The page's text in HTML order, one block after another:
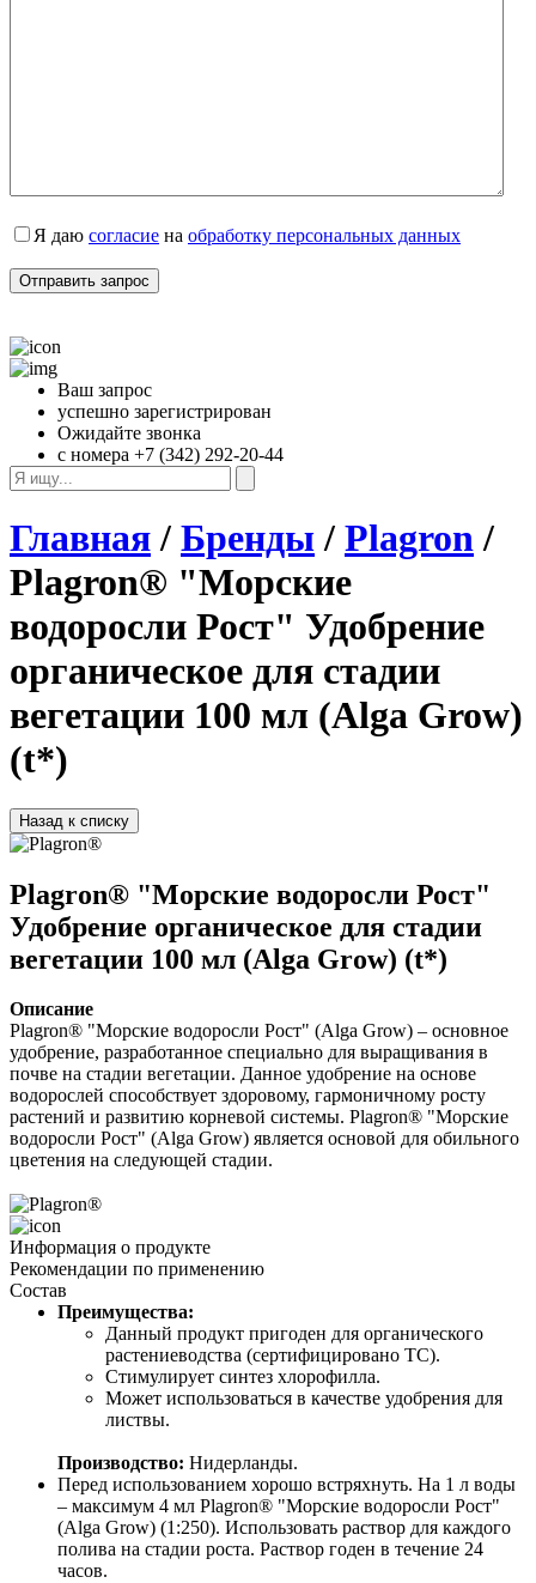
Я даю согласие на обработку персональных данных
Ваш запрос
успешно зарегистрирован
Ожидайте звонка
с номера +7 (342) 292-20-44
Главная/ Бренды/ Plagron/
Plagron® "Морские
водоросли Рост" Удобрение
органическое для стадии
вегетации 100 мл (Alga Grow)
(t*)
Назад к списку
Plagron® "Морские водоросли Рост"
Удобрение органическое для стадии
вегетации 100 мл (Alga Grow) (t*)
Описание
Plagron® "Морские водоросли Рост" (Alga Grow) – основное
удобрение, разработанное специально для выращивания в
почве на стадии вегетации. Данное удобрение на основе
водорослей способствует здоровому, гармоничному росту
растений и развитию корневой системы. Plagron® "Морские
водоросли Рост" (Alga Grow) является основой для обильного
цветения на следующей стадии.
Информация о продукте
Рекомендации по применению
Состав
Преимущества:
Данный продукт пригоден для органического
растениеводства (сертифицировано ТС).
Стимулирует синтез хлорофилла.
Может использоваться в качестве удобрения для
листвы.
Производство: Нидерланды.
Перед использованием хорошо встряхнуть. На 1 л воды
– максимум 4 мл Plagron® "Морские водоросли Рост"
(Alga Grow) (1:250). Использовать раствор для каждого
полива на стадии роста. Раствор годен в течение 24
часов.